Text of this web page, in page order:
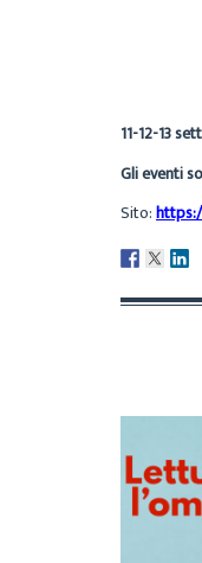
11-12-13
Gli eventi
Sito: